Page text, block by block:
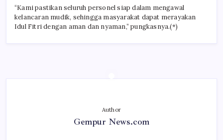
“Kami pastikan seluruh personel siap dalam mengawal
kelancaran mudik, sehingga masyarakat dapat merayakan
Idul Fitri dengan aman dan nyaman,” pungkasnya.(*)
Author
Gempur News.com